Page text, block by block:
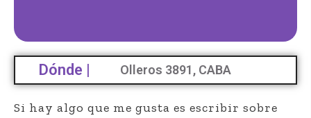
Dónde | Olleros 3891, CABA
Si hay algo que me gusta es escribir sobre